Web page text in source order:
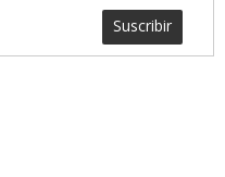
Suscribir